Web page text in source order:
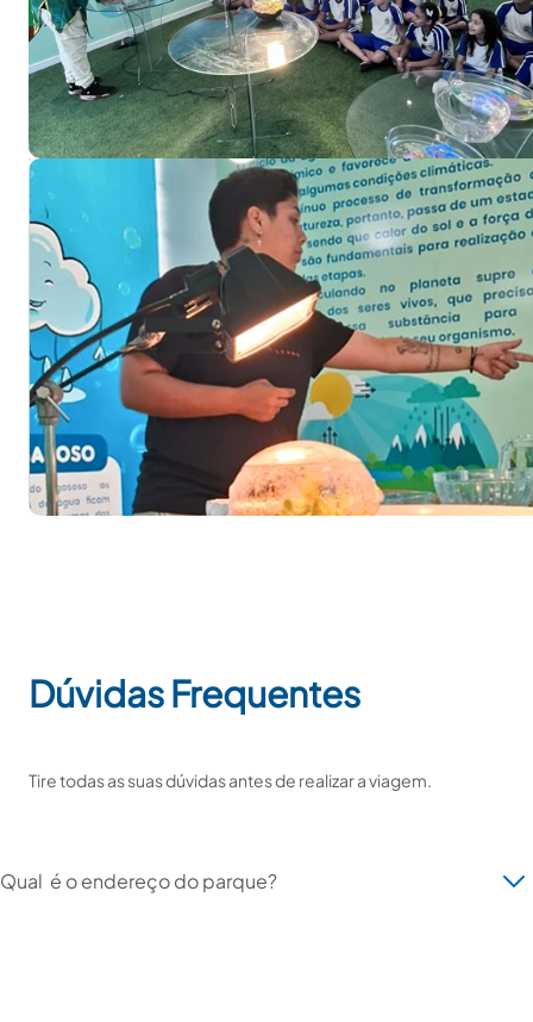
Dúvidas Frequentes
Tire todas as suas dúvidas antes de realizar a viagem.
Qual  é o endereço do parque?